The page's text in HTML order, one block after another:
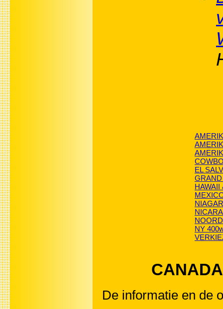
EL
HAWAII
NY
De informatie en de